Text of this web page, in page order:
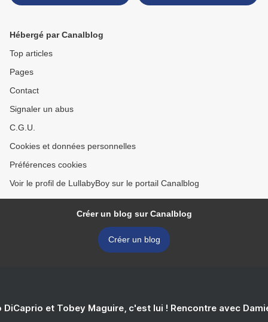
Hébergé par Canalblog
Top articles
Pages
Contact
Signaler un abus
C.G.U.
Cookies et données personnelles
Préférences cookies
Voir le profil de LullabyBoy sur le portail Canalblog
Créer un blog sur Canalblog
Créer un blog
DiCaprio et Tobey Maguire, c'est lui ! Rencontre avec